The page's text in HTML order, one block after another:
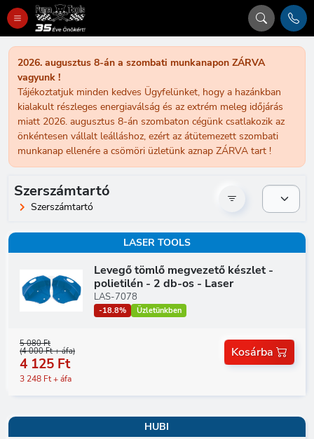
2026. augusztus 8-án a szombati munkanapon ZÁRVA
vagyunk !
Tájékoztatjuk minden kedves Ügyfelünket, hogy a hazánkban
kialakult részleges energiaválság és az extrém meleg időjárás
miatt 2026. augusztus 8-án szombaton cégünk csatlakozik az
önkéntesen vállalt leálláshoz, ezért az átütemezett szombati
munkanap ellenére a csömöri üzletünk aznap ZÁRVA tart !
Szerszámtartó
Szerszámtartó
LASER TOOLS
Levegő tömlő megvezető készlet -
polietilén - 2 db-os - Laser
LAS-7078
-18.8% Üzletünkben
5 080 Ft
(4 000 Ft + áfa)
4 125 Ft
3 248 Ft + áfa
Kosárba
HUBI